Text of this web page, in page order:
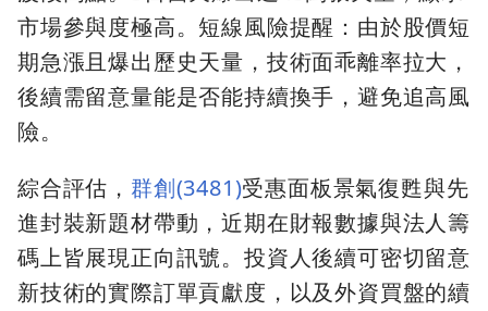
市場參與度極高。短線風險提醒：由於股價短
期急漲且爆出歷史天量，技術面乖離率拉大，
後續需留意量能是否能持續換手，避免追高風
險。
綜合評估， 群創(3481)受惠面板景氣復甦與先
進封裝新題材帶動，近期在財報數據與法人籌
碼上皆展現正向訊號。投資人後續可密切留意
新技術的實際訂單貢獻度，以及外資買盤的續